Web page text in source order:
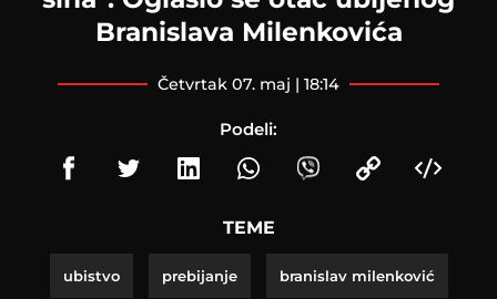
Branislava Milenkovića
četvrtak 07. maj | 18:14
Podeli:
TEME
ubistvo prebijanje branislav milenković